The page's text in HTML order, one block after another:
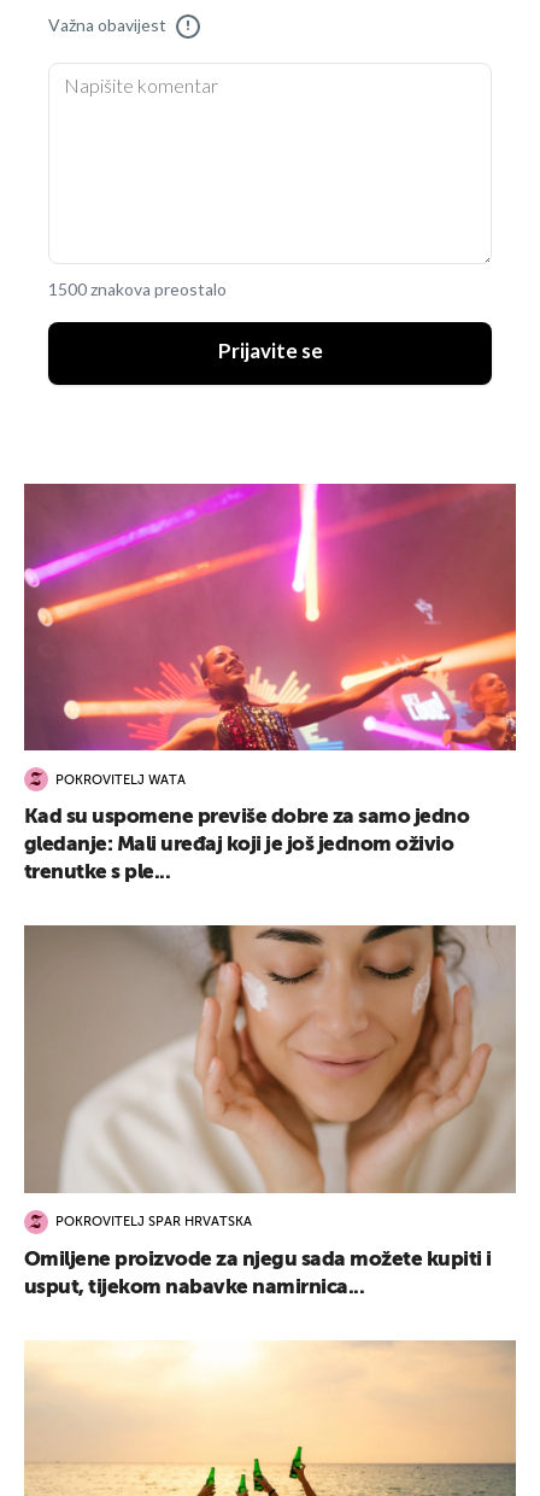
Važna obavijest !
1500 znakova preostalo
Prijavite se
POKROVITELJ WATA
Kad su uspomene previše dobre za samo jedno
gledanje: Mali uređaj koji je još jednom oživio
trenutke s ple...
POKROVITELJ SPAR HRVATSKA
Omiljene proizvode za njegu sada možete kupiti i
usput, tijekom nabavke namirnica...